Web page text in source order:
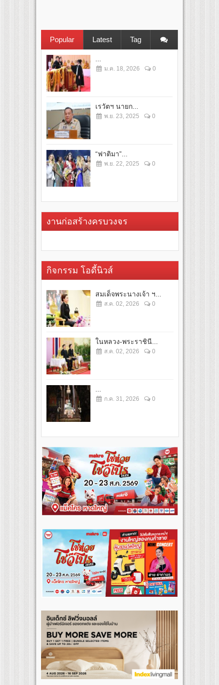
Popular Latest Tag
ม.ค. 18, 2026 0
เรวัตฯ นายก...
พ.ย. 23, 2025 0
“ฟาติมา”...
พ.ย. 22, 2025 0
งานก่อสร้างครบวงจร
กิจกรรม โอดี้นิวส์
สมเด็จพระนางเจ้า ฯ...
ส.ค. 02, 2026 0
ในหลวง-พระราชินี...
ส.ค. 02, 2026 0
ก.ค. 31, 2026 0